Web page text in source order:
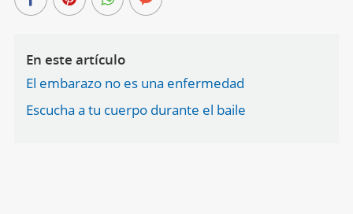
En este artículo
El embarazo no es una enfermedad
Escucha a tu cuerpo durante el baile